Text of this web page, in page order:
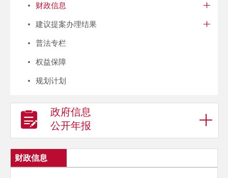
财政信息
建议提案办理结果
普法专栏
权益保障
规划计划
政府信息
公开年报
财政信息